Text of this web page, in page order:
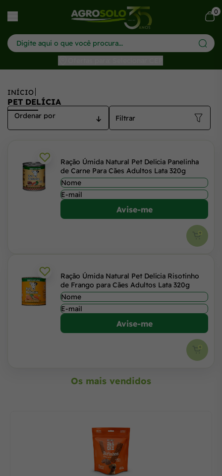
0
INÍCIO
PET DELÍCIA
Filtrar
Ração Úmida Natural Pet Delícia Panelinha
de Carne Para Cães Adultos Lata 320g
Avise-me
Ração Úmida Natural Pet Delícia Risotinho
de Frango para Cães Adultos Lata 320g
Avise-me
Os mais vendidos